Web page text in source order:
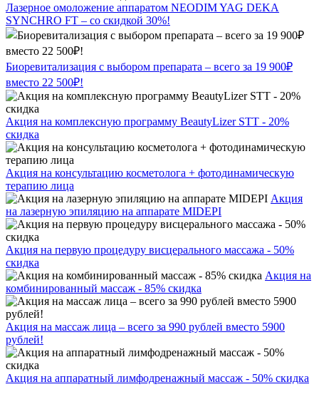
Лазерное омоложение аппаратом NEODIM YAG DEKA
SYNCHRO FT – со скидкой 30%!
Биоревитализация с выбором препарата – всего за 19 900₽
вместо 22 500₽!
Акция на комплексную программу BeautyLizer STT - 20%
скидка
Акция на консультацию косметолога + фотодинамическую
терапию лица
Акция
на лазерную эпиляцию на аппарате MIDEPI
Акция на первую процедуру висцерального массажа - 50%
скидка
Акция на
комбинированный массаж - 85% скидка
Акция на массаж лица – всего за 990 рублей вместо 5900
рублей!
Акция на аппаратный лимфодренажный массаж - 50% скидка